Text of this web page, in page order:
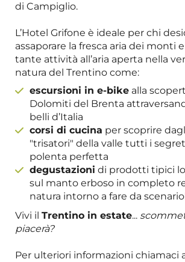
di Campiglio.
L’Hotel Grifone è ideale per chi
assaporare la fresca aria dei monti
tante attività all’aria aperta nella
natura del Trentino come:
escursioni in e-bike alla
Dolomiti del Brenta
belli d’Italia
corsi di cucina per scoprire
"trisatori" della valle tutti i
polenta perfetta
degustazioni di prodotti tipici
sul manto erboso in completo
natura intorno a fare da
Vivi il Trentino in estate...
piacerà?
Per ulteriori informazioni chiamaci